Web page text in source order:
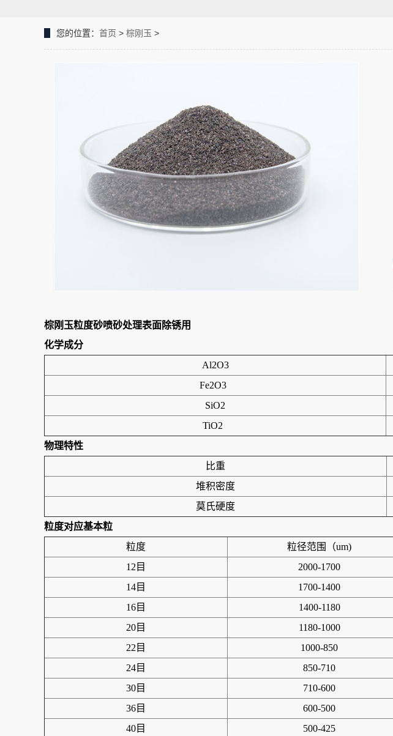
您的位置： 首页 > 棕刚玉 >
棕刚玉粒度砂喷砂处理表面除锈用
化学成分
Al2O3
Fe2O3
SiO2
TiO2
物理特性
比重
堆积密度
莫氏硬度
粒度对应基本粒
粒度
粒径范围（um)
12目
2000-1700
14目
1700-1400
16目
1400-1180
20目
1180-1000
22目
1000-850
24目
850-710
30目
710-600
36目
600-500
40目
500-425